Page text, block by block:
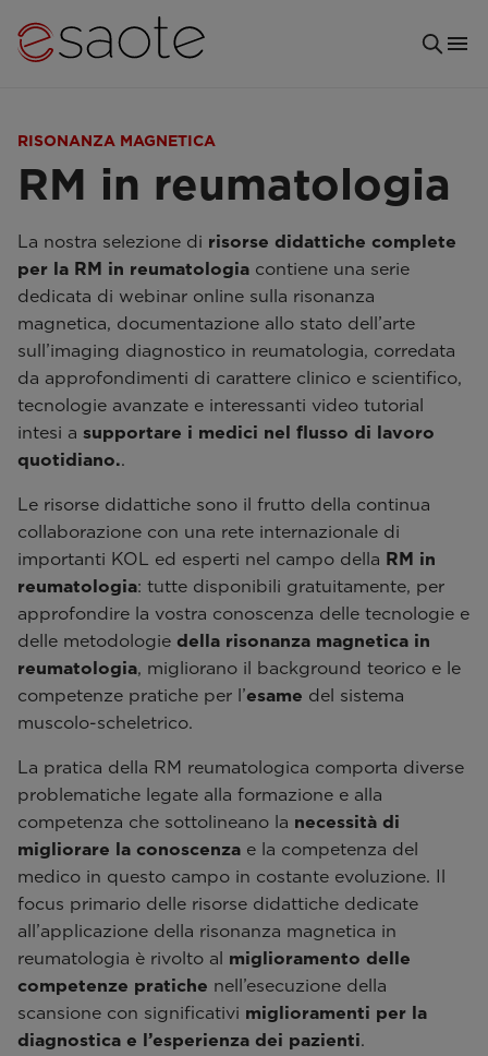
RISONANZA MAGNETICA
RM in reumatologia
La nostra selezione di risorse didattiche complete
per la RM in reumatologia contiene una serie
dedicata di webinar online sulla risonanza
magnetica, documentazione allo stato dell’arte
sull’imaging diagnostico in reumatologia, corredata
da approfondimenti di carattere clinico e scientifico,
tecnologie avanzate e interessanti video tutorial
intesi a supportare i medici nel flusso di lavoro
quotidiano..
Le risorse didattiche sono il frutto della continua
collaborazione con una rete internazionale di
importanti KOL ed esperti nel campo della RM in
reumatologia: tutte disponibili gratuitamente, per
approfondire la vostra conoscenza delle tecnologie e
delle metodologie della risonanza magnetica in
reumatologia, migliorano il background teorico e le
competenze pratiche per l’esame del sistema
muscolo-scheletrico.
La pratica della RM reumatologica comporta diverse
problematiche legate alla formazione e alla
competenza che sottolineano la necessità di
migliorare la conoscenza e la competenza del
medico in questo campo in costante evoluzione. Il
focus primario delle risorse didattiche dedicate
all’applicazione della risonanza magnetica in
reumatologia è rivolto al miglioramento delle
competenze pratiche nell’esecuzione della
scansione con significativi miglioramenti per la
diagnostica e l’esperienza dei pazienti.